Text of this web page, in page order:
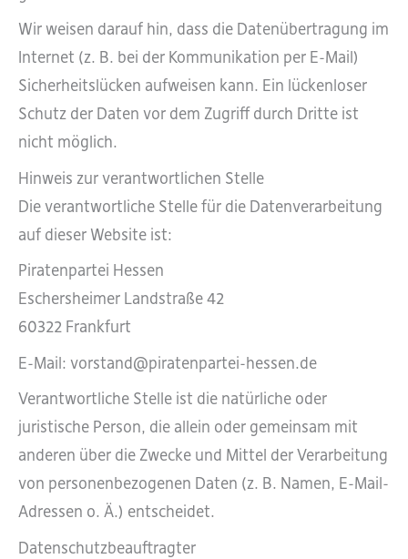
Wir weisen darauf hin, dass die Datenübertragung im
Internet (z. B. bei der Kommunikation per E-Mail)
Sicherheitslücken aufweisen kann. Ein lückenloser
Schutz der Daten vor dem Zugriff durch Dritte ist
nicht möglich.
Hinweis zur verantwortlichen Stelle
Die verantwortliche Stelle für die Datenverarbeitung
auf dieser Website ist:
Piratenpartei Hessen
Eschersheimer Landstraße 42
60322 Frankfurt
E-Mail: vorstand@piratenpartei-hessen.de
Verantwortliche Stelle ist die natürliche oder
juristische Person, die allein oder gemeinsam mit
anderen über die Zwecke und Mittel der Verarbeitung
von personenbezogenen Daten (z. B. Namen, E-Mail-
Adressen o. Ä.) entscheidet.
Datenschutzbeauftragter